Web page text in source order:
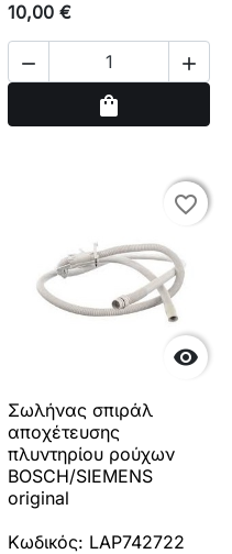
10,00 €
 
shopping_bag

favorite_border
favorite_border
Σωλήνας σπιράλ
αποχέτευσης
πλυντηρίου ρούχων
BOSCH/SIEMENS
original
Κωδικός: LAP742722